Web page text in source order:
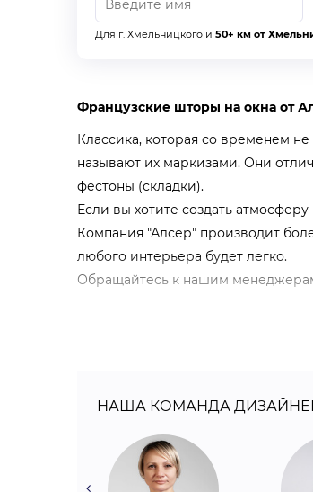
Для г. Хмельницкого и 50+ км от
Французские шторы на окна от
Классика, которая со временем
называют их маркизами. Они
фестоны (складки).
Если вы хотите создать
Компания "Алсер" производит
любого интерьера будет легко.
Обращайтесь к нашим
Большой выбор.Тканей – более
Дорогой вид.Создают атмосферу
Простые в использовании.
НАША КОМАНДА